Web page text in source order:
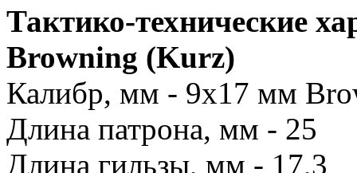
Тактико-технические
Browning (Kurz)
Калибр, мм - 9х17 мм
Длина патрона, мм - 25
Длина гильзы, мм - 17,3